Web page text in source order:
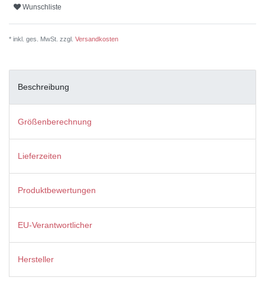
Wunschliste
* inkl. ges. MwSt. zzgl. Versandkosten
Beschreibung
Größenberechnung
Lieferzeiten
Produktbewertungen
EU-Verantwortlicher
Hersteller